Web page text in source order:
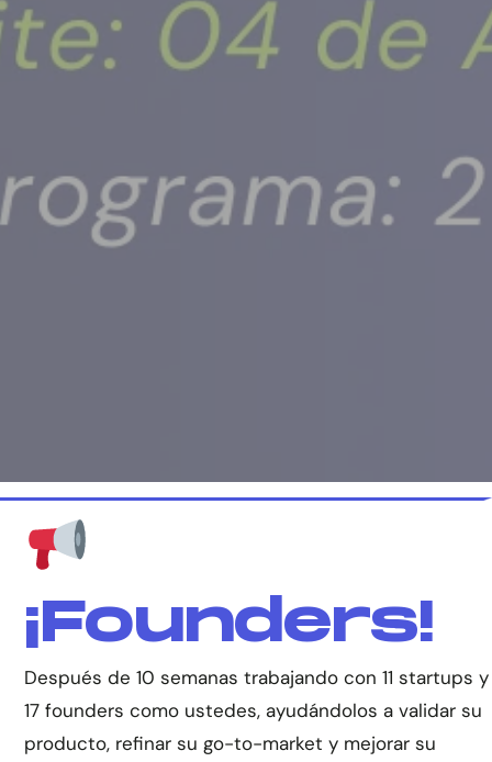
¡Founders!
Después de 10 semanas trabajando con 11 startups y
17 founders como ustedes, ayudándolos a validar su
producto, refinar su go-to-market y mejorar su